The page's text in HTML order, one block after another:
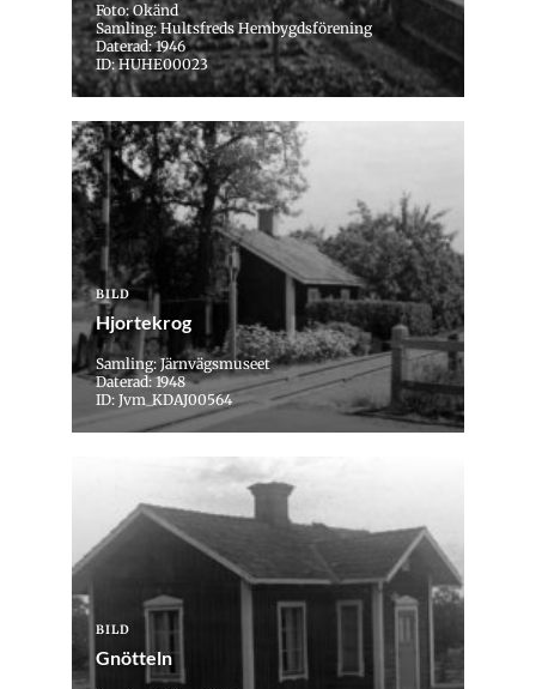
Foto: Okänd
Samling: Hultsfreds Hembygdsförening
Daterad: 1946
ID: HUHE00023
BILD
Hjortekrog
Samling: Järnvägsmuseet
Daterad: 1948
ID: Jvm_KDAJ00564
BILD
Gnötteln